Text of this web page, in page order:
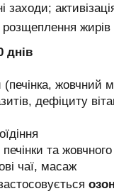
розщеплення жирів
днів
жовчний
дефіциту
та
чаї, масаж